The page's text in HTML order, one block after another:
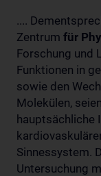
....
Zentrum für
Forschung und
Funktionen in
sowie den
Molekülen,
hauptsächliche
Sinnessystem.
Untersuchung